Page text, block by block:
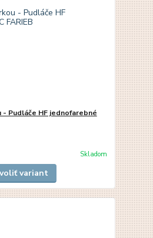
- Pudláče HF jednofarebné
Skladom
variant